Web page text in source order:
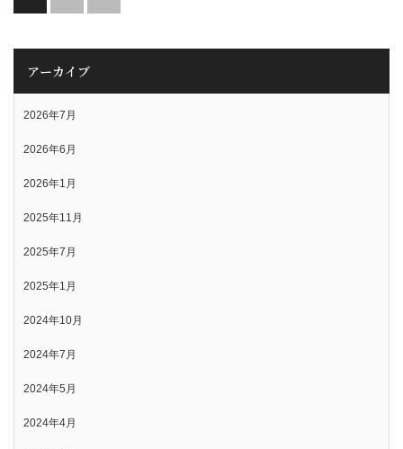
アーカイブ
2026年7月
2026年6月
2026年1月
2025年11月
2025年7月
2025年1月
2024年10月
2024年7月
2024年5月
2024年4月